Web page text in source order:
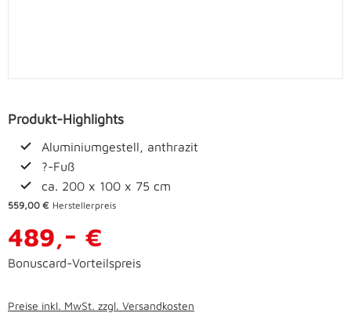
Produkt-Highlights
Aluminiumgestell, anthrazit
?-Fuß
ca. 200 x 100 x 75 cm
559,00 € Herstellerpreis
489,- €
Bonuscard-Vorteilspreis
Preise inkl. MwSt. zzgl. Versandkosten